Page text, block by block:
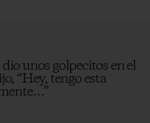
unos golpecitos en el
“Hey, tengo esta
”